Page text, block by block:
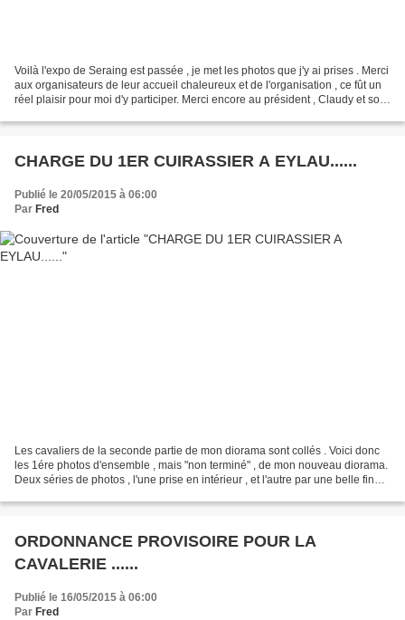
Voilà l'expo de Seraing est passée , je met les photos que j'y ai prises . Merci
aux organisateurs de leur accueil chaleureux et de l'organisation , ce fût un
réel plaisir pour moi d'y participer. Merci encore au président , Claudy et son
CHARGE DU 1ER CUIRASSIER A EYLAU......
Publié le 20/05/2015 à 06:00
Par Fred
Les cavaliers de la seconde partie de mon diorama sont collés . Voici donc
les 1ére photos d'ensemble , mais "non terminé" , de mon nouveau diorama.
Deux séries de photos , l'une prise en intérieur , et l'autre par une belle fin
ORDONNANCE PROVISOIRE POUR LA
CAVALERIE ......
Publié le 16/05/2015 à 06:00
Par Fred